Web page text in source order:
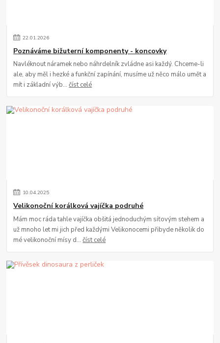
22.01.2026
Poznáváme bižuterní komponenty - koncovky
Navléknout náramek nebo náhrdelník zvládne asi každý. Chceme-li
ale, aby měl i hezké a funkční zapínání, musíme už něco málo umět a
mít i základní výb...číst celé
10.04.2025
Velikonoční korálková vajíčka podruhé
Mám moc ráda tahle vajíčka obšitá jednoduchým síťovým stehem a
už mnoho let mi jich před každými Velikonocemi přibyde několik do
mé velikonoční mísy d...číst celé